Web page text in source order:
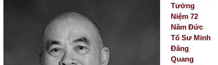
Tưởng
Niệm 72
Năm Đức
Tổ Sư Minh
Đăng
Quang